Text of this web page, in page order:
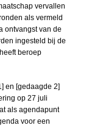
vervallen
als vermeld
ontvangst van de
ingesteld bij de
beroep
en [gedaagde 2]
op 27 juli
als agendapunt
voor een